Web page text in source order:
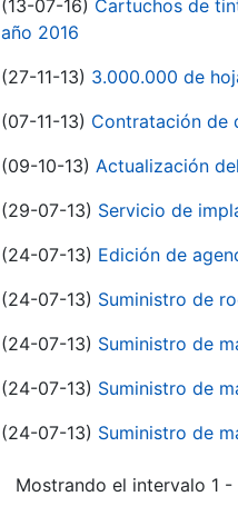
(13-07-16) Cartuchos de
año 2016
(27-11-13) 3.000.000 de
(07-11-13) Contratación de
(09-10-13) Actualización
(29-07-13) Servicio de
(24-07-13) Edición de
(24-07-13) Suministro de
(24-07-13) Suministro de
(24-07-13) Suministro de
(24-07-13) Suministro de
Mostrando el intervalo 1 -